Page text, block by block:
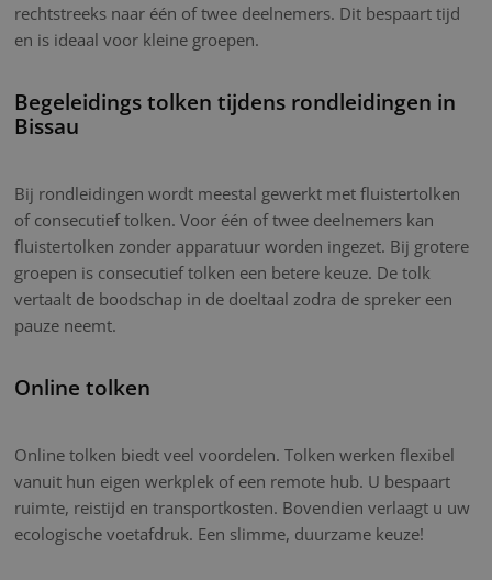
rechtstreeks naar één of twee deelnemers. Dit bespaart tijd
en is ideaal voor kleine groepen.
Begeleidings tolken tijdens rondleidingen in
Bissau
Bij rondleidingen wordt meestal gewerkt met fluistertolken
of consecutief tolken. Voor één of twee deelnemers kan
fluistertolken zonder apparatuur worden ingezet. Bij grotere
groepen is consecutief tolken een betere keuze. De tolk
vertaalt de boodschap in de doeltaal zodra de spreker een
pauze neemt.
Online tolken
Online tolken biedt veel voordelen. Tolken werken flexibel
vanuit hun eigen werkplek of een remote hub. U bespaart
ruimte, reistijd en transportkosten. Bovendien verlaagt u uw
ecologische voetafdruk. Een slimme, duurzame keuze!